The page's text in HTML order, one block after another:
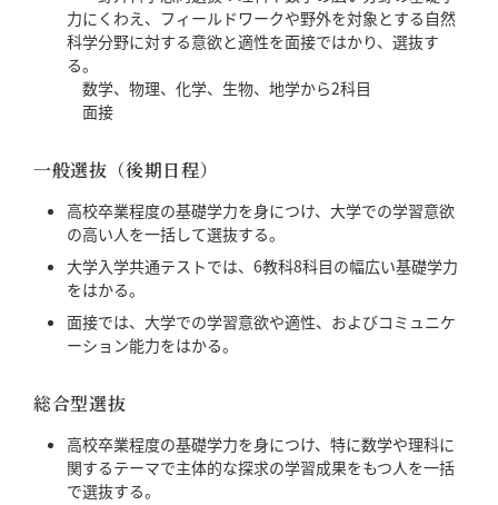
力にくわえ、フィールドワークや野外を対象とする自然
科学分野に対する意欲と適性を面接ではかり、選抜す
る。
数学、物理、化学、生物、地学から2科目
面接
一般選抜（後期日程）
高校卒業程度の基礎学力を身につけ、大学での学習意欲
の高い人を一括して選抜する。
大学入学共通テストでは、6教科8科目の幅広い基礎学力
をはかる。
面接では、大学での学習意欲や適性、およびコミュニケ
ーション能力をはかる。
総合型選抜
高校卒業程度の基礎学力を身につけ、特に数学や理科に
関するテーマで主体的な探求の学習成果をもつ人を一括
で選抜する。